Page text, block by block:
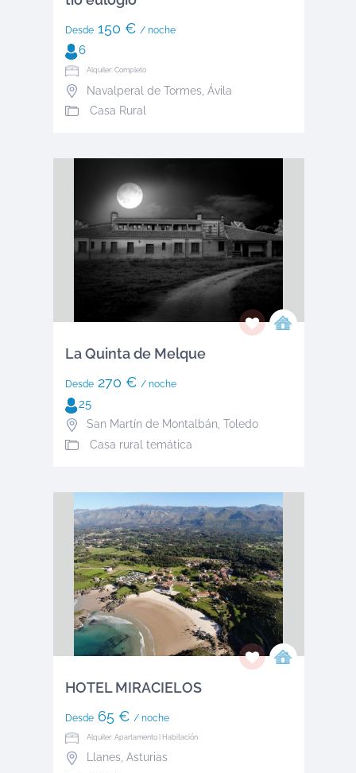
Desde150 € / noche
6
Alquiler: Completo
Navalperal de Tormes, Ávila
Casa Rural
La Quinta de Melque
Desde270 € / noche
25
San Martín de Montalbán, Toledo
Casa rural temática
HOTEL MIRACIELOS
Desde65 € / noche
Alquiler: Apartamento | Habitación
Llanes, Asturias